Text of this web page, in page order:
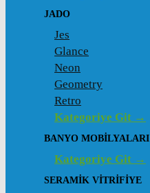
JADO
Jes
Glance
Neon
Geometry
Retro
Kategoriye Git →
BANYO MOBILYALARI
Kategoriye Git →
SERAMIK VITRIFIYE